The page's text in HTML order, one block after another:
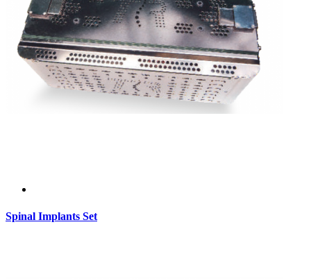
Spinal Implants Set